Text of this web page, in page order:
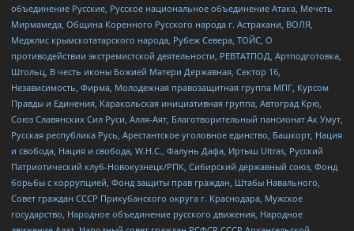
объединение Русские, Русское национальное объединение Атака, Мечеть
Мирмамеда, Община Коренного Русского народа г. Астрахани, ВОЛЯ,
Меджлис крымскотатарского народа, Рубеж Севера, ТОЙС, О
противодействии экстремистской деятельности, РЕВТАТПОД, Артподготовка,
Штольц, В честь иконы Божией Матери Державная, Сектор 16,
Независимость, Фирма, Молодежная правозащитная группа МПГ, Курсом
Правды и Единения, Каракольская инициативная группа, Автоград Крю,
Союз Славянских Сил Руси, Алля-Аят, Благотворительный пансионат Ак Умут,
Русская республика Русь, Арестантское уголовное единство, Башкорт, Нация
и свобода, Нация и свобода, W.H.С., Фалунь Дафа, Иртыш Ultras, Русский
Патриотический клуб-Новокузнецк/РПК, Сибирский державный союз, Фонд
борьбы с коррупцией, Фонд защиты прав граждан, Штабы Навального,
Совет граждан СССР Прикубанского округа г. Краснодара, Мужское
государство, Народное объединение русского движения, Народное